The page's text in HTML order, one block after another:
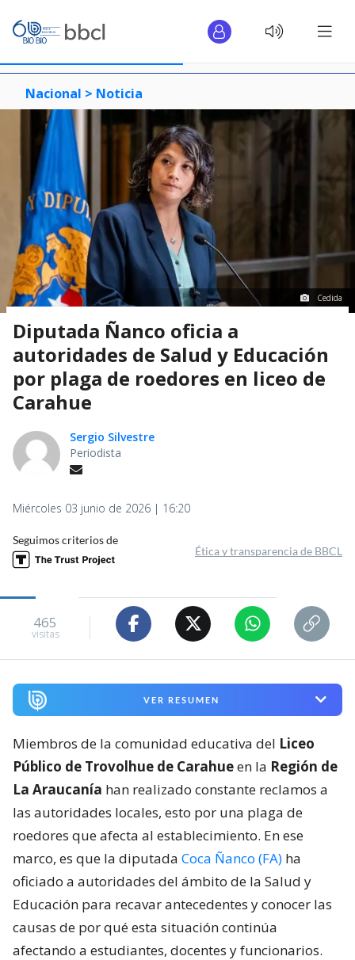
Nacional > Noticia
Cedida
Diputada Ñanco oficia a
autoridades de Salud y Educación
por plaga de roedores en liceo de
Carahue
Sergio Silvestre
Periodista
Miércoles 03 junio de 2026 | 16:20
Seguimos criterios de
Ética y transparencia de BBCL
465
visitas
VER RESUMEN
Miembros de la comunidad educativa del Liceo
Público de Trovolhue de Carahueen la Región de
La Araucanía han realizado constante reclamos a
las autoridades locales, esto por una plaga de
roedores que afecta al establecimiento. En ese
marco, es que la diputada Coca Ñanco (FA) ha
oficiado a autoridades del ámbito de la Salud y
Educación para recavar antecedentes y conocer las
causas de por qué esta situación continúa
afectando a estudiantes, docentes y funcionarios.